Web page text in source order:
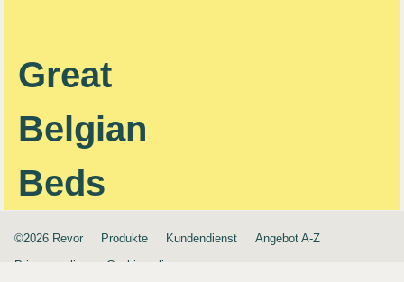
Great
Belgian
Beds
©2026 Revor Produkte Kundendienst
Angebot A-Z
Privacy policy
Cookie policy